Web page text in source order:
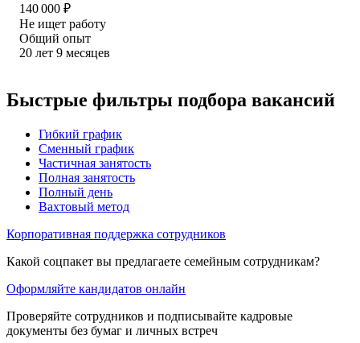
140 000 ₽
Не ищет работу
Общий опыт
20 лет 9 месяцев
Быстрые фильтры подбора вакансий
Гибкий график
Сменный график
Частичная занятость
Полная занятость
Полный день
Вахтовый метод
Корпоративная поддержка сотрудников
Какой соцпакет вы предлагаете семейным сотрудникам?
Оформляйте кандидатов онлайн
Проверяйте сотрудников и подписывайте кадровые
документы без бумаг и личных встреч